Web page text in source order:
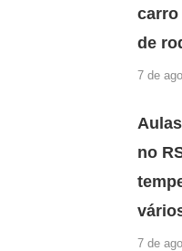
carro
de
7 de
no
7 de